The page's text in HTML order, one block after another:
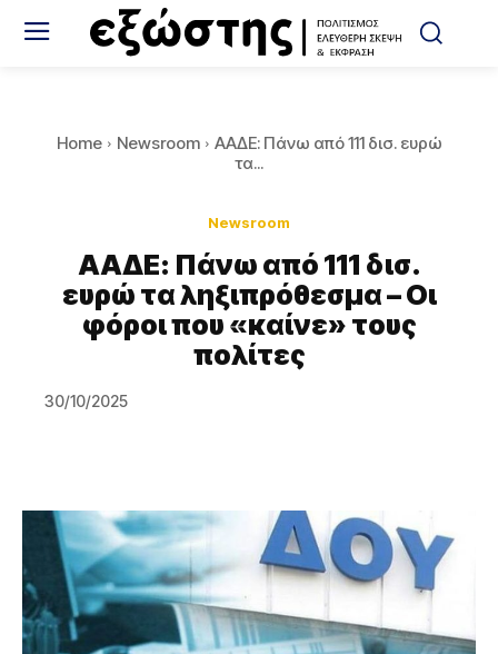
Home Newsroom
ΑΑΔΕ: Πάνω από 111 δισ. ευρώ
τα...
Newsroom
ΑΑΔΕ: Πάνω από 111 δισ.
ευρώ τα ληξιπρόθεσμα – Οι
φόροι που «καίνε» τους
πολίτες
30/10/2025